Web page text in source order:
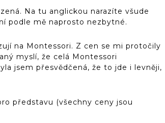
Na tu anglickou narazíte všude
podle mě naprosto nezbytné.
na Montessori. Z cen se mi protočily
myslí, že celá Montessori
jsem přesvědčená, že to jde i levněji,
představu (všechny ceny jsou